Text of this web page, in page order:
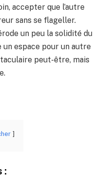
accepter que l’autre
sans se flageller.
un peu la solidité du
espace pour un autre
peut-être, mais
: